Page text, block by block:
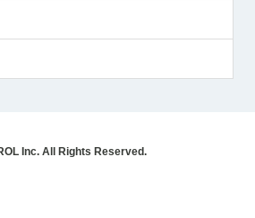
Inc. All Rights Reserved.